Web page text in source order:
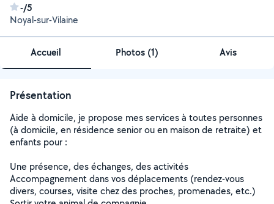
-/5
Noyal-sur-Vilaine
Accueil Photos (1) Avis
Présentation
Aide à domicile, je propose mes services à toutes personnes
(à domicile, en résidence senior ou en maison de retraite) et
enfants pour :
Une présence, des échanges, des activités
Accompagnement dans vos déplacements (rendez-vous
divers, courses, visite chez des proches, promenades, etc.)